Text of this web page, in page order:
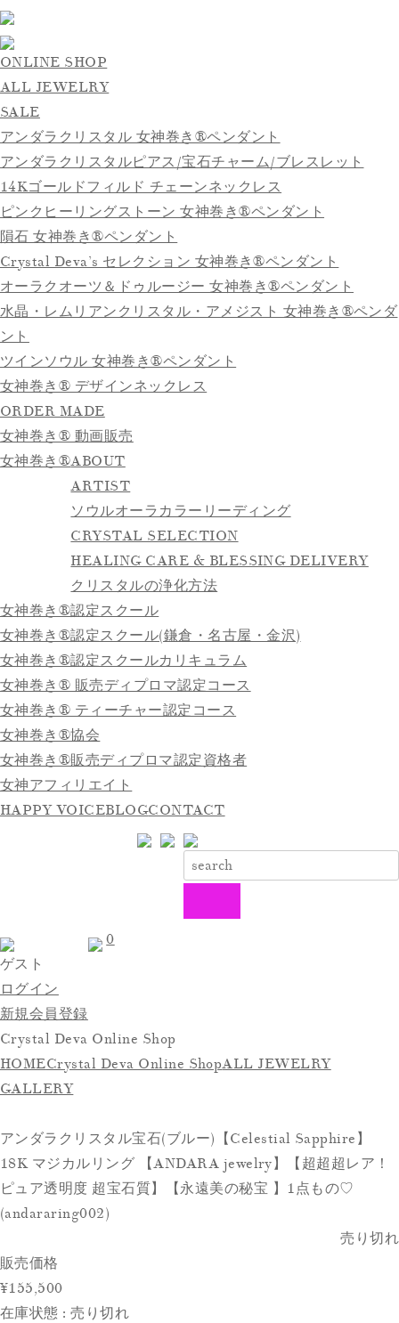
ONLINE SHOP
ALL JEWELRY
SALE
アンダラクリスタル 女神巻き®ペンダント
アンダラクリスタルピアス/宝石チャーム/ブレスレット
14Kゴールドフィルド チェーンネックレス
ピンクヒーリングストーン 女神巻き®ペンダント
隕石 女神巻き®ペンダント
Crystal Deva’s セレクション 女神巻き®ペンダント
オーラクオーツ＆ドゥルージー 女神巻き®ペンダント
水晶・レムリアンクリスタル・アメジスト 女神巻き®ペンダ
ント
ツインソウル 女神巻き®ペンダント
女神巻き® デザインネックレス
ORDER MADE
女神巻き® 動画販売
女神巻き®ABOUT
ARTIST
ソウルオーラカラーリーディング
CRYSTAL SELECTION
HEALING CARE & BLESSING DELIVERY
クリスタルの浄化方法
女神巻き®認定スクール
女神巻き®認定スクール(鎌倉・名古屋・金沢)
女神巻き®認定スクールカリキュラム
女神巻き® 販売ディプロマ認定コース
女神巻き® ティーチャー認定コース
女神巻き®協会
女神巻き®販売ディプロマ認定資格者
女神アフィリエイト
HAPPY VOICEBLOGCONTACT
ゲスト
ログイン
新規会員登録
0
Crystal Deva Online Shop
HOMECrystal Deva Online ShopALL JEWELRY
GALLERY
アンダラクリスタル宝石(ブルー)【Celestial Sapphire】
18K マジカルリング 【ANDARA jewelry】【超超超レア！
ピュア透明度 超宝石質】【永遠美の秘宝 】1点もの♡
(andararing002)
売り切れ
販売価格
¥155,500
在庫状態 : 売り切れ